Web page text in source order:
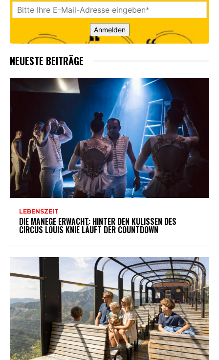
Anmelden
NEUESTE BEITRÄGE
LEBENSZEIT
DIE MANEGE ERWACHT: HINTER DEN KULISSEN DES
CIRCUS LOUIS KNIE LÄUFT DER COUNTDOWN